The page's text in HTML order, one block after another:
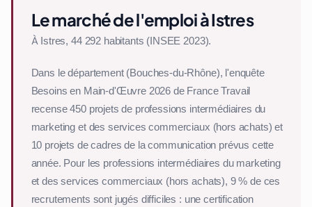
Le marché de l'emploi à Istres
À Istres, 44 292 habitants (INSEE 2023).
Dans le département (Bouches-du-Rhône), l'enquête
Besoins en Main-d'Œuvre 2026 de France Travail
recense 450 projets de professions intermédiaires du
marketing et des services commerciaux (hors achats) et
10 projets de cadres de la communication prévus cette
année. Pour les professions intermédiaires du marketing
et des services commerciaux (hors achats), 9 % de ces
recrutements sont jugés difficiles : une certification